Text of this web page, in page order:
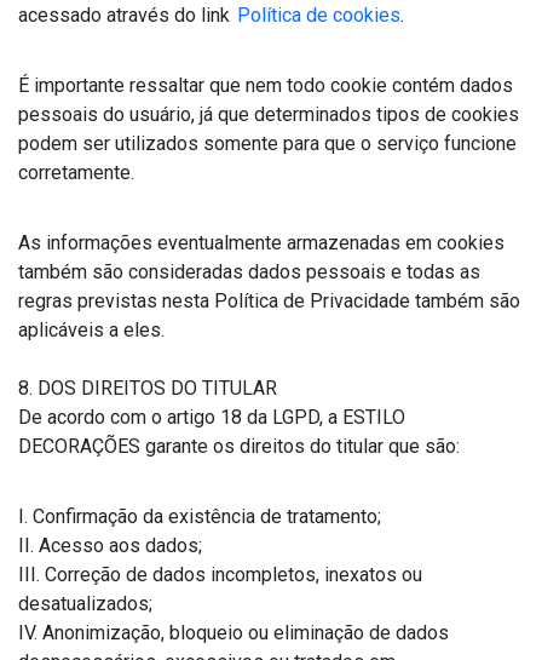
acessado através do link Política de cookies.
É importante ressaltar que nem todo cookie contém dados
pessoais do usuário, já que determinados tipos de cookies
podem ser utilizados somente para que o serviço funcione
corretamente.
As informações eventualmente armazenadas em cookies
também são consideradas dados pessoais e todas as
regras previstas nesta Política de Privacidade também são
aplicáveis a eles.
8. DOS DIREITOS DO TITULAR
De acordo com o artigo 18 da LGPD, a ESTILO
DECORAÇÕES garante os direitos do titular que são:
I. Confirmação da existência de tratamento;
II. Acesso aos dados;
III. Correção de dados incompletos, inexatos ou
desatualizados;
IV. Anonimização, bloqueio ou eliminação de dados